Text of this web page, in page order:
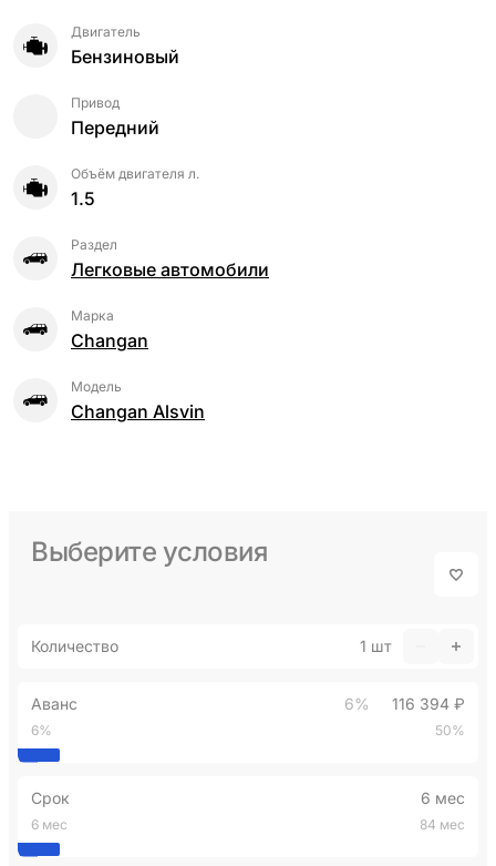
Двигатель
Бензиновый
Привод
Передний
Объём двигателя л.
1.5
Раздел
Легковые автомобили
Марка
Changan
Модель
Changan Alsvin
Выберите условия
Количество 1 шт
Аванс 6% 116 394 ₽
6% 50%
Срок 6 мес
6 мес 84 мес